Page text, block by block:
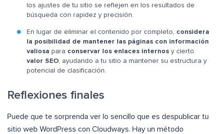
los ajustes de tu sitio se reflejen en los resultados de
búsqueda con rapidez y precisión.
En lugar de eliminar el contenido por completo, considera
la posibilidad de mantener las páginas con información
valiosa para conservar los enlaces internos y cierto
valor SEO, ayudando a tu sitio a mantener su estructura y
potencial de clasificación.
Reflexiones finales
Puede que te sorprenda ver lo sencillo que es despublicar tu
sitio web WordPress con Cloudways. Hay un método